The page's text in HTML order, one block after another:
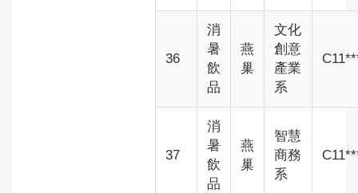
36
消
暑
飲
品
燕
巢
文化
創意
產業
系
37
消
暑
飲
品
燕
巢
智慧
商務
系